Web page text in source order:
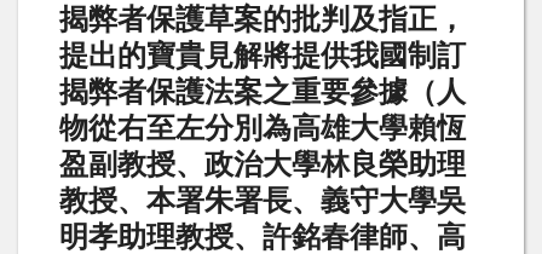
揭弊者保護草案的批判及指正，
提出的寶貴見解將提供我國制訂
揭弊者保護法案之重要參據（人
物從右至左分別為高雄大學賴恆
盈副教授、政治大學林良榮助理
教授、本署朱署長、義守大學吳
明孝助理教授、許銘春律師、高